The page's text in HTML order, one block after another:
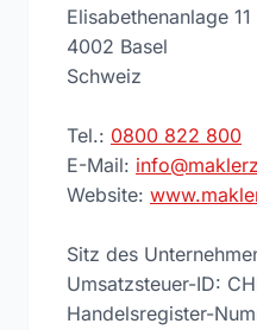
Elisabethenanlage 11
4002 Basel
Schweiz
Tel.: 0800 822 800
E-Mail:
Website:
Sitz des
Umsatzsteuer-ID:
Handelsregister-